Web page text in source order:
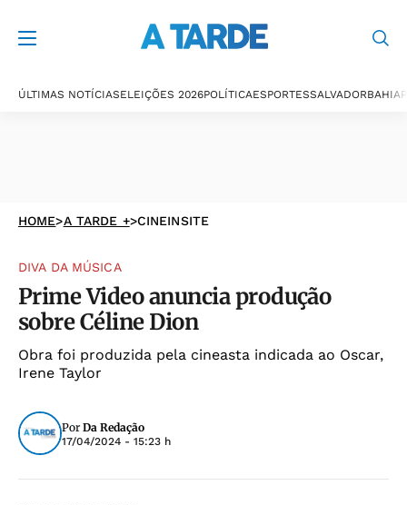
ÚLTIMAS NOTÍCIASELEIÇÕES 2026POLÍTICAESPORTESSALVADORBAHIA
HOME>A TARDE +>CINEINSITE
DIVA DA MÚSICA
Prime Video anuncia produção
sobre Céline Dion
Obra foi produzida pela cineasta indicada ao Oscar,
Irene Taylor
Por Da Redação
17/04/2024 - 15:23 h